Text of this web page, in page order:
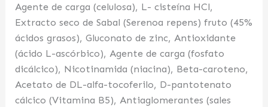
Agente de carga (celulosa), L- cisteína HCl,
Extracto seco de Sabal (Serenoa repens) fruto (45%
ácidos grasos), Gluconato de zinc, Antioxidante
(ácido L-ascórbico), Agente de carga (fosfato
dicálcico), Nicotinamida (niacina), Beta-caroteno,
Acetato de DL-alfa-tocoferilo, D-pantotenato
cálcico (Vitamina B5), Antiaglomerantes (sales